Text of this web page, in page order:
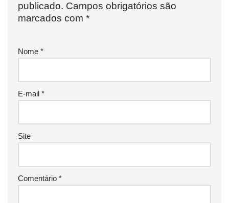
publicado. Campos obrigatórios são
marcados com *
Nome *
E-mail *
Site
Comentário *